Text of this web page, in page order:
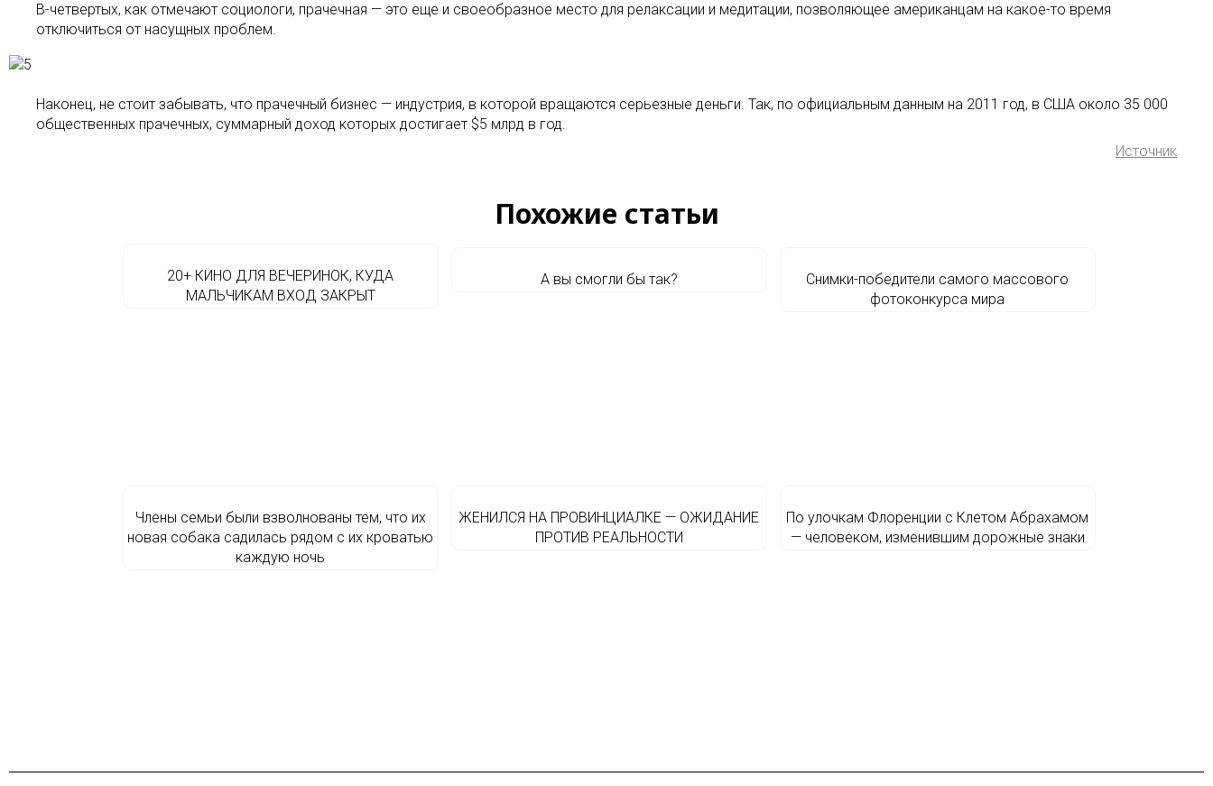
В-четвертых, как отмечают социологи, прачечная — это еще и своеобразное место для релаксации и медитации, позволяющее американцам на какое-то время
отключиться от насущных проблем.
Наконец, не стоит забывать, что прачечный бизнес — индустрия, в которой вращаются серьезные деньги. Так, по официальным данным на 2011 год, в США около 35 000
общественных прачечных, суммарный доход которых достигает $5 млрд в год.
Источник
Похожие статьи
20+ КИНО ДЛЯ ВЕЧЕРИНОК, КУДА
МАЛЬЧИКАМ ВХОД ЗАКРЫТ
А вы смогли бы так?
Снимки-победители самого массового
фотоконкурса мира
Члены семьи были взволнованы тем, что их
новая собака садилась рядом с их кроватью
каждую ночь
ЖЕНИЛСЯ НА ПРОВИНЦИАЛКЕ — ОЖИДАНИЕ
ПРОТИВ РЕАЛЬНОСТИ
По улочкам Флоренции с Клетом Абрахамом
— человеком, изменившим дорожные знаки